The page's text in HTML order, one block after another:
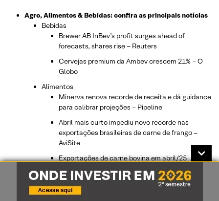
Agro, Alimentos & Bebidas: confira as principais notícias
Bebidas
Brewer AB InBev’s profit surges ahead of
forecasts, shares rise – Reuters
Cervejas premium da Ambev crescem 21% – O
Globo
Alimentos
Minerva renova recorde de receita e dá guidance
para calibrar projeções – Pipeline
Abril mais curto impediu novo recorde nas
exportações brasileiras de carne de frango –
AviSite
Exportações de carne bovina em abril/25
registram o segundo melhor desempenho da
série histórica – PecSite.
Agro